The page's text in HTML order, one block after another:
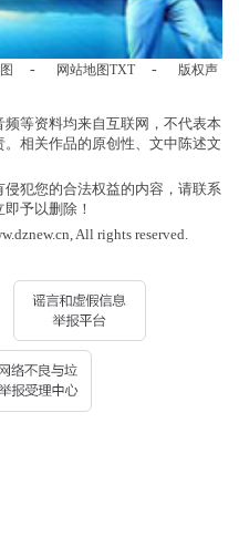
- 网站地图TXT -
版权声
等资料均来自互联网，不代表本
相关作品的原创性、文中陈述文
犯您的合法权益的内容，请联系
予以删除！
All rights reserved.